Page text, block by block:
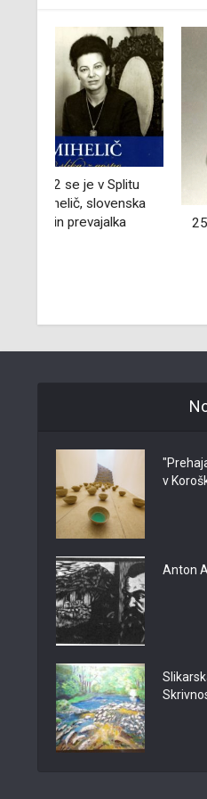
25. junija 1916 se je v
rodil Vlado Novak,
zgodovinar,
v
Anton